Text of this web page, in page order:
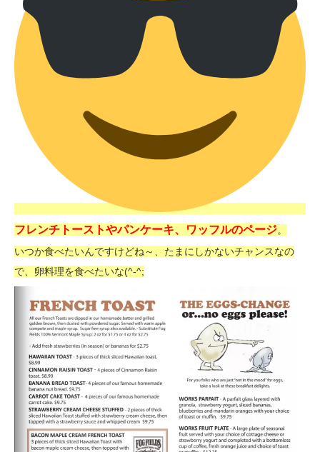
フレンチトーストやパンケーキ、ワッフルのページ。
いつか食べたいんですけどね～、たまにしかないチャンスなの
で、卵料理を食べたいな(^-^;